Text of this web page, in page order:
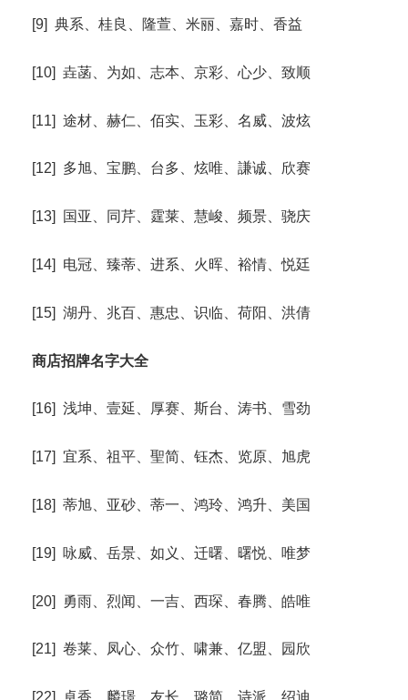
[9] 典系、桂良、隆萱、米丽、嘉时、香益
[10] 垚菡、为如、志本、京彩、心少、致顺
[11] 途材、赫仁、佰实、玉彩、名威、波炫
[12] 多旭、宝鹏、台多、炫唯、謙诚、欣赛
[13] 国亚、同芹、霆莱、慧峻、频景、骁庆
[14] 电冠、臻蒂、进系、火晖、裕情、悦廷
[15] 湖丹、兆百、惠忠、识临、荷阳、洪倩
商店招牌名字大全
[16] 浅坤、壹延、厚赛、斯台、涛书、雪劲
[17] 宜系、祖平、聖简、钰杰、览原、旭虎
[18] 蒂旭、亚砂、蒂一、鸿玲、鸿升、美国
[19] 咏威、岳景、如义、迁曙、曙悦、唯梦
[20] 勇雨、烈闻、一吉、西琛、春腾、皓唯
[21] 卷莱、凤心、众竹、啸兼、亿盟、园欣